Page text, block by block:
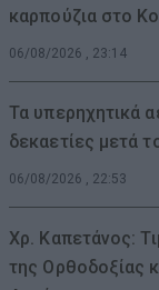
καρπούζια στο
06/08/2026 , 23:14
Τα υπερηχητικά
δεκαετίες μετά
06/08/2026 , 22:53
Χρ. Καπετάνος:
της Ορθοδοξίας